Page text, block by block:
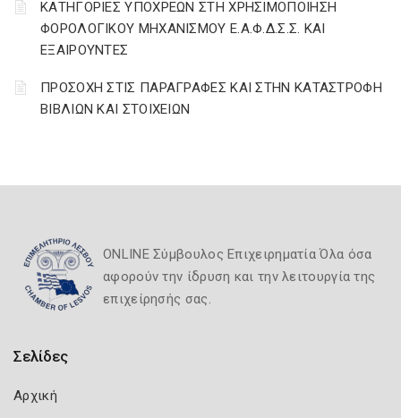
ΚΑΤΗΓΟΡΙΕΣ ΥΠΟΧΡΕΩΝ ΣΤΗ ΧΡΗΣΙΜΟΠΟΙΗΣΗ
ΦΟΡΟΛΟΓΙΚΟΥ ΜΗΧΑΝΙΣΜΟΥ Ε.Α.Φ.Δ.Σ.Σ. ΚΑΙ
ΕΞΑΙΡΟΥΝΤΕΣ
ΠΡΟΣΟΧΗ ΣΤΙΣ ΠΑΡΑΓΡΑΦΕΣ ΚΑΙ ΣΤΗΝ ΚΑΤΑΣΤΡΟΦΗ
ΒΙΒΛΙΩΝ ΚΑΙ ΣΤΟΙΧΕΙΩΝ
ONLINE Σύμβουλος Επιχειρηματία Όλα όσα
αφορούν την ίδρυση και την λειτουργία της
επιχείρησής σας.
Σελίδες
Αρχική